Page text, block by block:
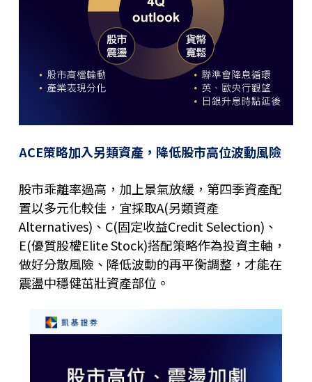
ACE策略加入另類資產，降低股市高位波動風險
股市乖離率過高，加上景氣放緩，第四季資產配
置以多元化較佳，宜採取A(另類資產
Alternatives)、C(固定收益Credit Selection)、
E(優質股權Elite Stock)搭配策略作為投資主軸，
做好分散風險、降低波動的再平衡調整，才能在
震盪中穩健茁壯資產部位。